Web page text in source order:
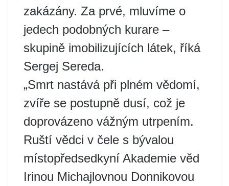
zakázány. Za prvé, mluvíme o
jedech podobných kurare –
skupině imobilizujících látek, říká
Sergej Sereda.
„Smrt nastává při plném vědomí,
zvíře se postupně dusí, což je
doprovázeno vážným utrpením.
Ruští vědci v čele s bývalou
místopředsedkyní Akademie věd
Irinou Michajlovnou Donnikovou